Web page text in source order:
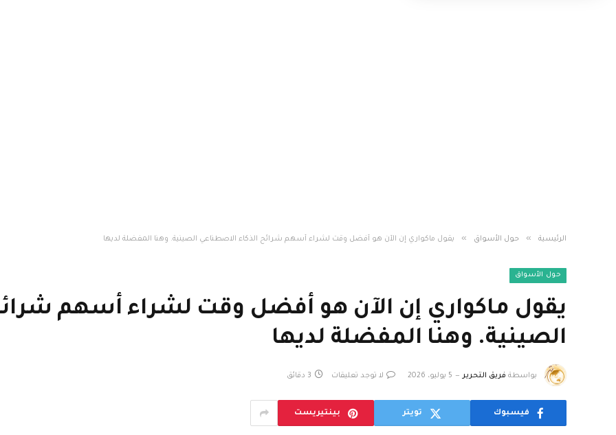
الرئيسية » حول الأسواق » يقول ماكواري إن الآن هو أفضل وقت لشراء أسهم شرائح الذكاء الاصطناعي الصينية. وهنا المفضلة لديها
حول الأسواق
يقول ماكواري إن الآن هو أفضل وقت لشراء أسهم
الصينية. وهنا المفضلة لديها
بواسطة فريق التحرير 5 يوليو، 2026 لا توجد تعليقات 3 دقائق
فيسبوك تويتر بينتيريست